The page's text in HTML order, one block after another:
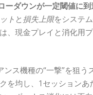
ーダウンが一定閾値に
ト と損失上限をシステ
、現金プレイと消化用
ス機種の“一撃”を狙う
を均し、1セッション